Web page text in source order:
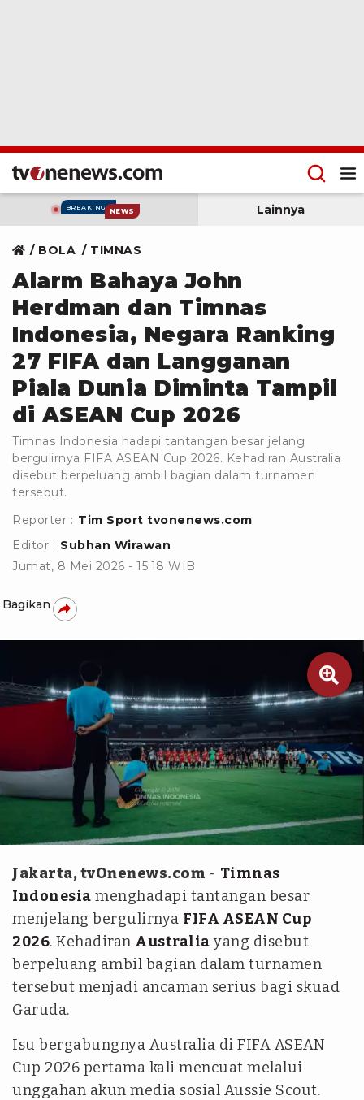
BREAKING NEWS Lainnya
BOLA TIMNAS
Alarm Bahaya John
Herdman dan Timnas
Indonesia, Negara Ranking
27 FIFA dan Langganan
Piala Dunia Diminta Tampil
di ASEAN Cup 2026
Timnas Indonesia hadapi tantangan besar jelang
bergulirnya FIFA ASEAN Cup 2026. Kehadiran Australia
disebut berpeluang ambil bagian dalam turnamen
tersebut.
Reporter : Tim Sport tvonenews.com
Editor : Subhan Wirawan
Jumat, 8 Mei 2026 - 15:18 WIB
Bagikan

Kitagaruda.id
Jakarta, tvOnenews.com - Timnas
Indonesia menghadapi tantangan besar
menjelang bergulirnya FIFA ASEAN Cup
2026. Kehadiran Australia yang disebut
berpeluang ambil bagian dalam turnamen
tersebut menjadi ancaman serius bagi skuad
Garuda.
Isu bergabungnya Australia di FIFA ASEAN
Cup 2026 pertama kali mencuat melalui
unggahan akun media sosial Aussie Scout.